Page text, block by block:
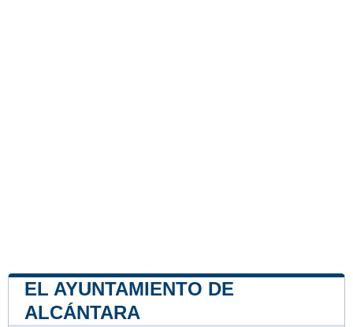
EL AYUNTAMIENTO DE
ALCÁNTARA